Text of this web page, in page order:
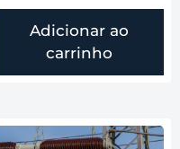
Adicionar ao
carrinho